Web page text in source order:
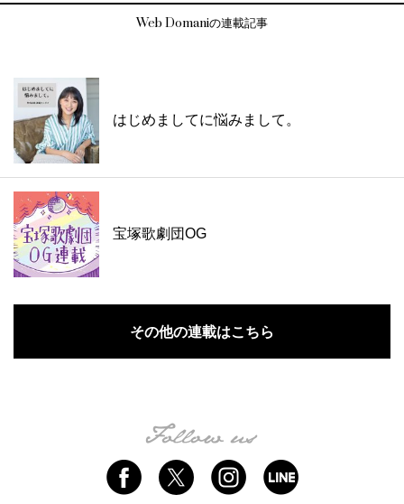
Web Domaniの連載記事
はじめましてに悩みまして。
宝塚歌劇団OG
その他の連載はこちら